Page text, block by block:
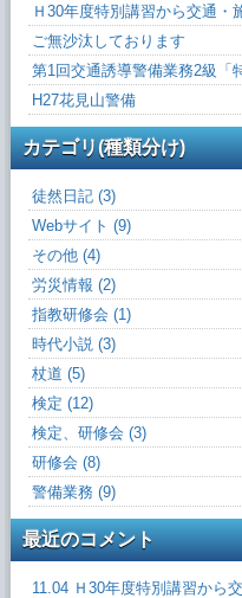
Ｈ30年度特別講習から交通・
ご無沙汰しております
第1回交通誘導警備業務2級「
H27花見山警備
カテゴリ(種類分け)
徒然日記 (3)
Webサイト (9)
その他 (4)
労災情報 (2)
指教研修会 (1)
時代小説 (3)
杖道 (5)
検定 (12)
検定、研修会 (3)
研修会 (8)
警備業務 (9)
最近のコメント
11.04 Ｈ30年度特別講習から